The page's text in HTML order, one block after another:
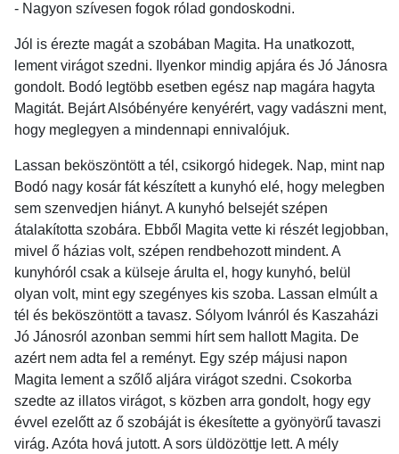
- Nagyon szívesen fogok rólad gondoskodni.
Jól is érezte magát a szobában Magita. Ha unatkozott,
lement virágot szedni. Ilyenkor mindig apjára és Jó Jánosra
gondolt. Bodó legtöbb esetben egész nap magára hagyta
Magitát. Bejárt Alsóbényére kenyérért, vagy vadászni ment,
hogy meglegyen a mindennapi ennivalójuk.
Lassan beköszöntött a tél, csikorgó hidegek. Nap, mint nap
Bodó nagy kosár fát készített a kunyhó elé, hogy melegben
sem szenvedjen hiányt. A kunyhó belsejét szépen
átalakította szobára. Ebből Magita vette ki részét legjobban,
mivel ő házias volt, szépen rendbehozott mindent. A
kunyhóról csak a külseje árulta el, hogy kunyhó, belül
olyan volt, mint egy szegényes kis szoba. Lassan elmúlt a
tél és beköszöntött a tavasz. Sólyom Ivánról és Kaszaházi
Jó Jánosról azonban semmi hírt sem hallott Magita. De
azért nem adta fel a reményt. Egy szép májusi napon
Magita lement a szőlő aljára virágot szedni. Csokorba
szedte az illatos virágot, s közben arra gondolt, hogy egy
évvel ezelőtt az ő szobáját is ékesítette a gyönyörű tavaszi
virág. Azóta hová jutott. A sors üldözöttje lett. A mély